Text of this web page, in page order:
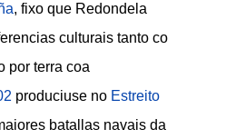
, fixo que Redondela
culturais tanto co
por terra coa
produciuse no Estreito
batallas navais da